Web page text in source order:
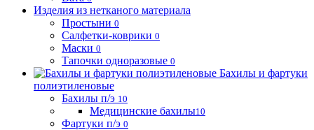
Изделия из нетканого материала
Простыни 0
Салфетки-коврики 0
Маски 0
Тапочки одноразовые 0
Бахилы и фартуки
полиэтиленовые
Бахилы п/э 10
Медицинские бахилы10
Фартуки п/э 0